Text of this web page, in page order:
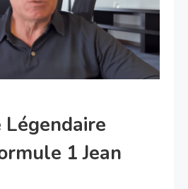
Légendaire
1 Jean